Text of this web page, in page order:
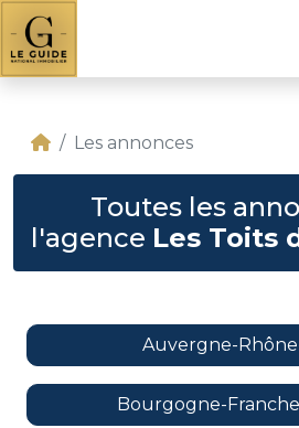
Les annonces
Toutes les
l'agence Les Toits
Auvergne-
Bourgogne-